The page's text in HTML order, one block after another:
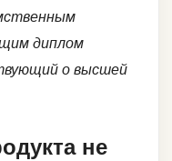
диплом
о высшей
не